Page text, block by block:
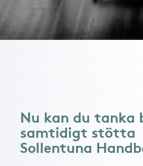
Nu kan du tanka
samtidigt stötta
Sollentuna